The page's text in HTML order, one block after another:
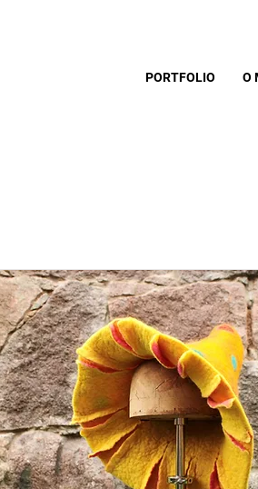
PORTFOLIO O